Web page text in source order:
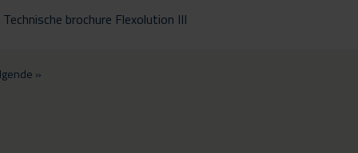
Technische brochure Flexolution III
»